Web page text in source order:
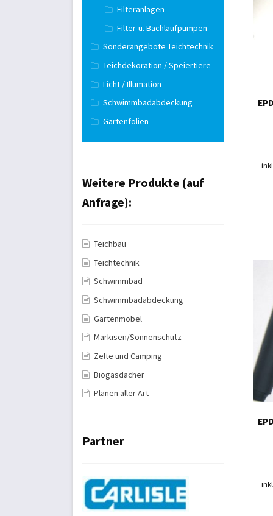
Filteranlagen
Filter-u. Bachlaufpumpen
Sonderangebote Teichtechnik
Teichdekoration / Speiertiere
Licht / Illumation
Schwimmbadabdeckung
Gartenfolien
Weitere Produkte (auf
Anfrage):
Teichbau
Teichtechnik
Schwimmbad
Schwimmbadabdeckung
Gartenmöbel
Markisen/Sonnenschutz
Zelte und Camping
Biogasdächer
Planen aller Art
Partner